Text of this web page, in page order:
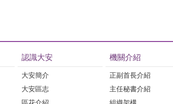
認識大安
大安簡介
大安區志
區花介紹
機關介紹
正副首長介紹
主任秘書介紹
組織架構